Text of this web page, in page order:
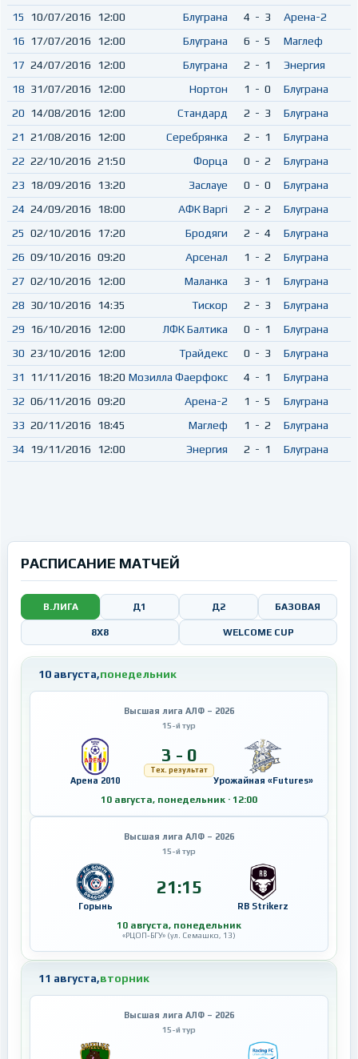
15
10/07/2016 12:00 Блуграна 4 - 3
Арена-2
16 17/07/2016 12:00 Блуграна 6 - 5
Маглеф
17 24/07/2016 12:00 Блуграна 2 - 1
Энергия
18 31/07/2016 12:00 Нортон 1 - 0
Блуграна
20 14/08/2016 12:00 Стандард 2 - 3
Блуграна
21 21/08/2016 12:00 Серебрянка 2 - 1
Блуграна
22 22/10/2016 21:50 Форца 0 - 2
Блуграна
23 18/09/2016 13:20 Заслауе 0 - 0
Блуграна
24 24/09/2016 18:00 АФК Варгi 2 - 2
Блуграна
25 02/10/2016 17:20 Бродяги 2 - 4
Блуграна
26 09/10/2016 09:20 Арсенал 1 - 2
Блуграна
27 02/10/2016 12:00 Маланка 3 - 1
Блуграна
28 30/10/2016 14:35 Тискор 2 - 3
Блуграна
29 16/10/2016 12:00 ЛФК Балтика 0 - 1
Блуграна
30 23/10/2016 12:00 Трайдекс 0 - 3
Блуграна
31
11/11/2016 18:20 Мозилла Фаерфокс 4 - 1
Блуграна
32 06/11/2016 09:20 Арена-2 1 - 5
Блуграна
33 20/11/2016 18:45 Маглеф 1 - 2
Блуграна
34 19/11/2016 12:00 Энергия 2 - 1 Блуграна
РАСПИСАНИЕ МАТЧЕЙ
В.ЛИГА Д1 Д2 БАЗОВАЯ
8X8 WELCOME CUP
10 августа,понедельник
Высшая лига АЛФ – 2026
15-й тур
Арена 2010
3 - 0
Тех. результат
Урожайная «Futures»
10 августа, понедельник · 12:00
Высшая лига АЛФ – 2026
15-й тур
Горынь
21:15
RB Strikerz
10 августа, понедельник
«РЦОП-БГУ» (ул. Семашко, 13)
11 августа,вторник
Высшая лига АЛФ – 2026
15-й тур